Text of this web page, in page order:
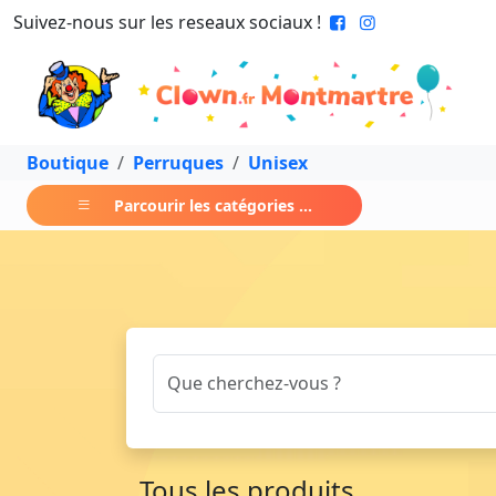
Suivez-nous sur les reseaux sociaux !
Boutique Perruques Unisex
Parcourir les catégories ...